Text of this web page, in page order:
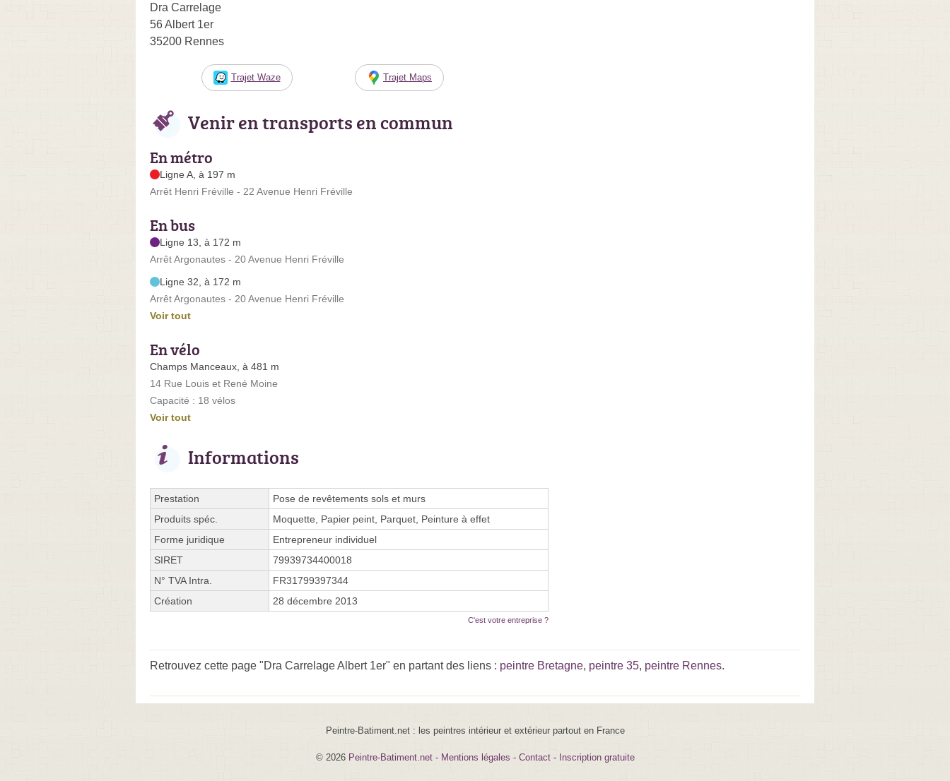
Dra Carrelage
56 Albert 1er
35200 Rennes
Trajet Waze Trajet Maps
Venir en transports en commun
En métro
Ligne A, à 197 m
Arrêt Henri Fréville - 22 Avenue Henri Fréville
En bus
Ligne 13, à 172 m
Arrêt Argonautes - 20 Avenue Henri Fréville
Ligne 32, à 172 m
Arrêt Argonautes - 20 Avenue Henri Fréville
Voir tout
En vélo
Champs Manceaux, à 481 m
14 Rue Louis et René Moine
Capacité : 18 vélos
Voir tout
Informations
Prestation
Pose de revêtements sols et murs
Produits spéc.
Moquette, Papier peint, Parquet, Peinture à effet
Forme juridique
Entrepreneur individuel
SIRET
79939734400018
N° TVA Intra.
FR31799397344
Création
28 décembre 2013
C'est votre entreprise ?
Retrouvez cette page "Dra Carrelage Albert 1er" en partant des liens : peintre Bretagne, peintre 35, peintre Rennes.
Peintre-Batiment.net : les peintres intérieur et extérieur partout en France
© 2026 Peintre-Batiment.net - Mentions légales - Contact- Inscription gratuite